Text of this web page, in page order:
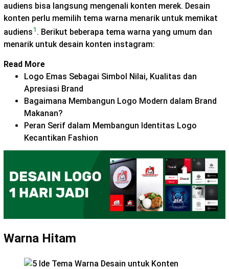
audiens bisa langsung mengenali konten merek. Desain
konten perlu memilih tema warna menarik untuk memikat
audiens1 . Berikut beberapa tema warna yang umum dan
menarik untuk desain konten instagram:
Read More
Logo Emas Sebagai Simbol Nilai, Kualitas dan
Apresiasi Brand
Bagaimana Membangun Logo Modern dalam Brand
Makanan?
Peran Serif dalam Membangun Identitas Logo
Kecantikan Fashion
Warna Hitam